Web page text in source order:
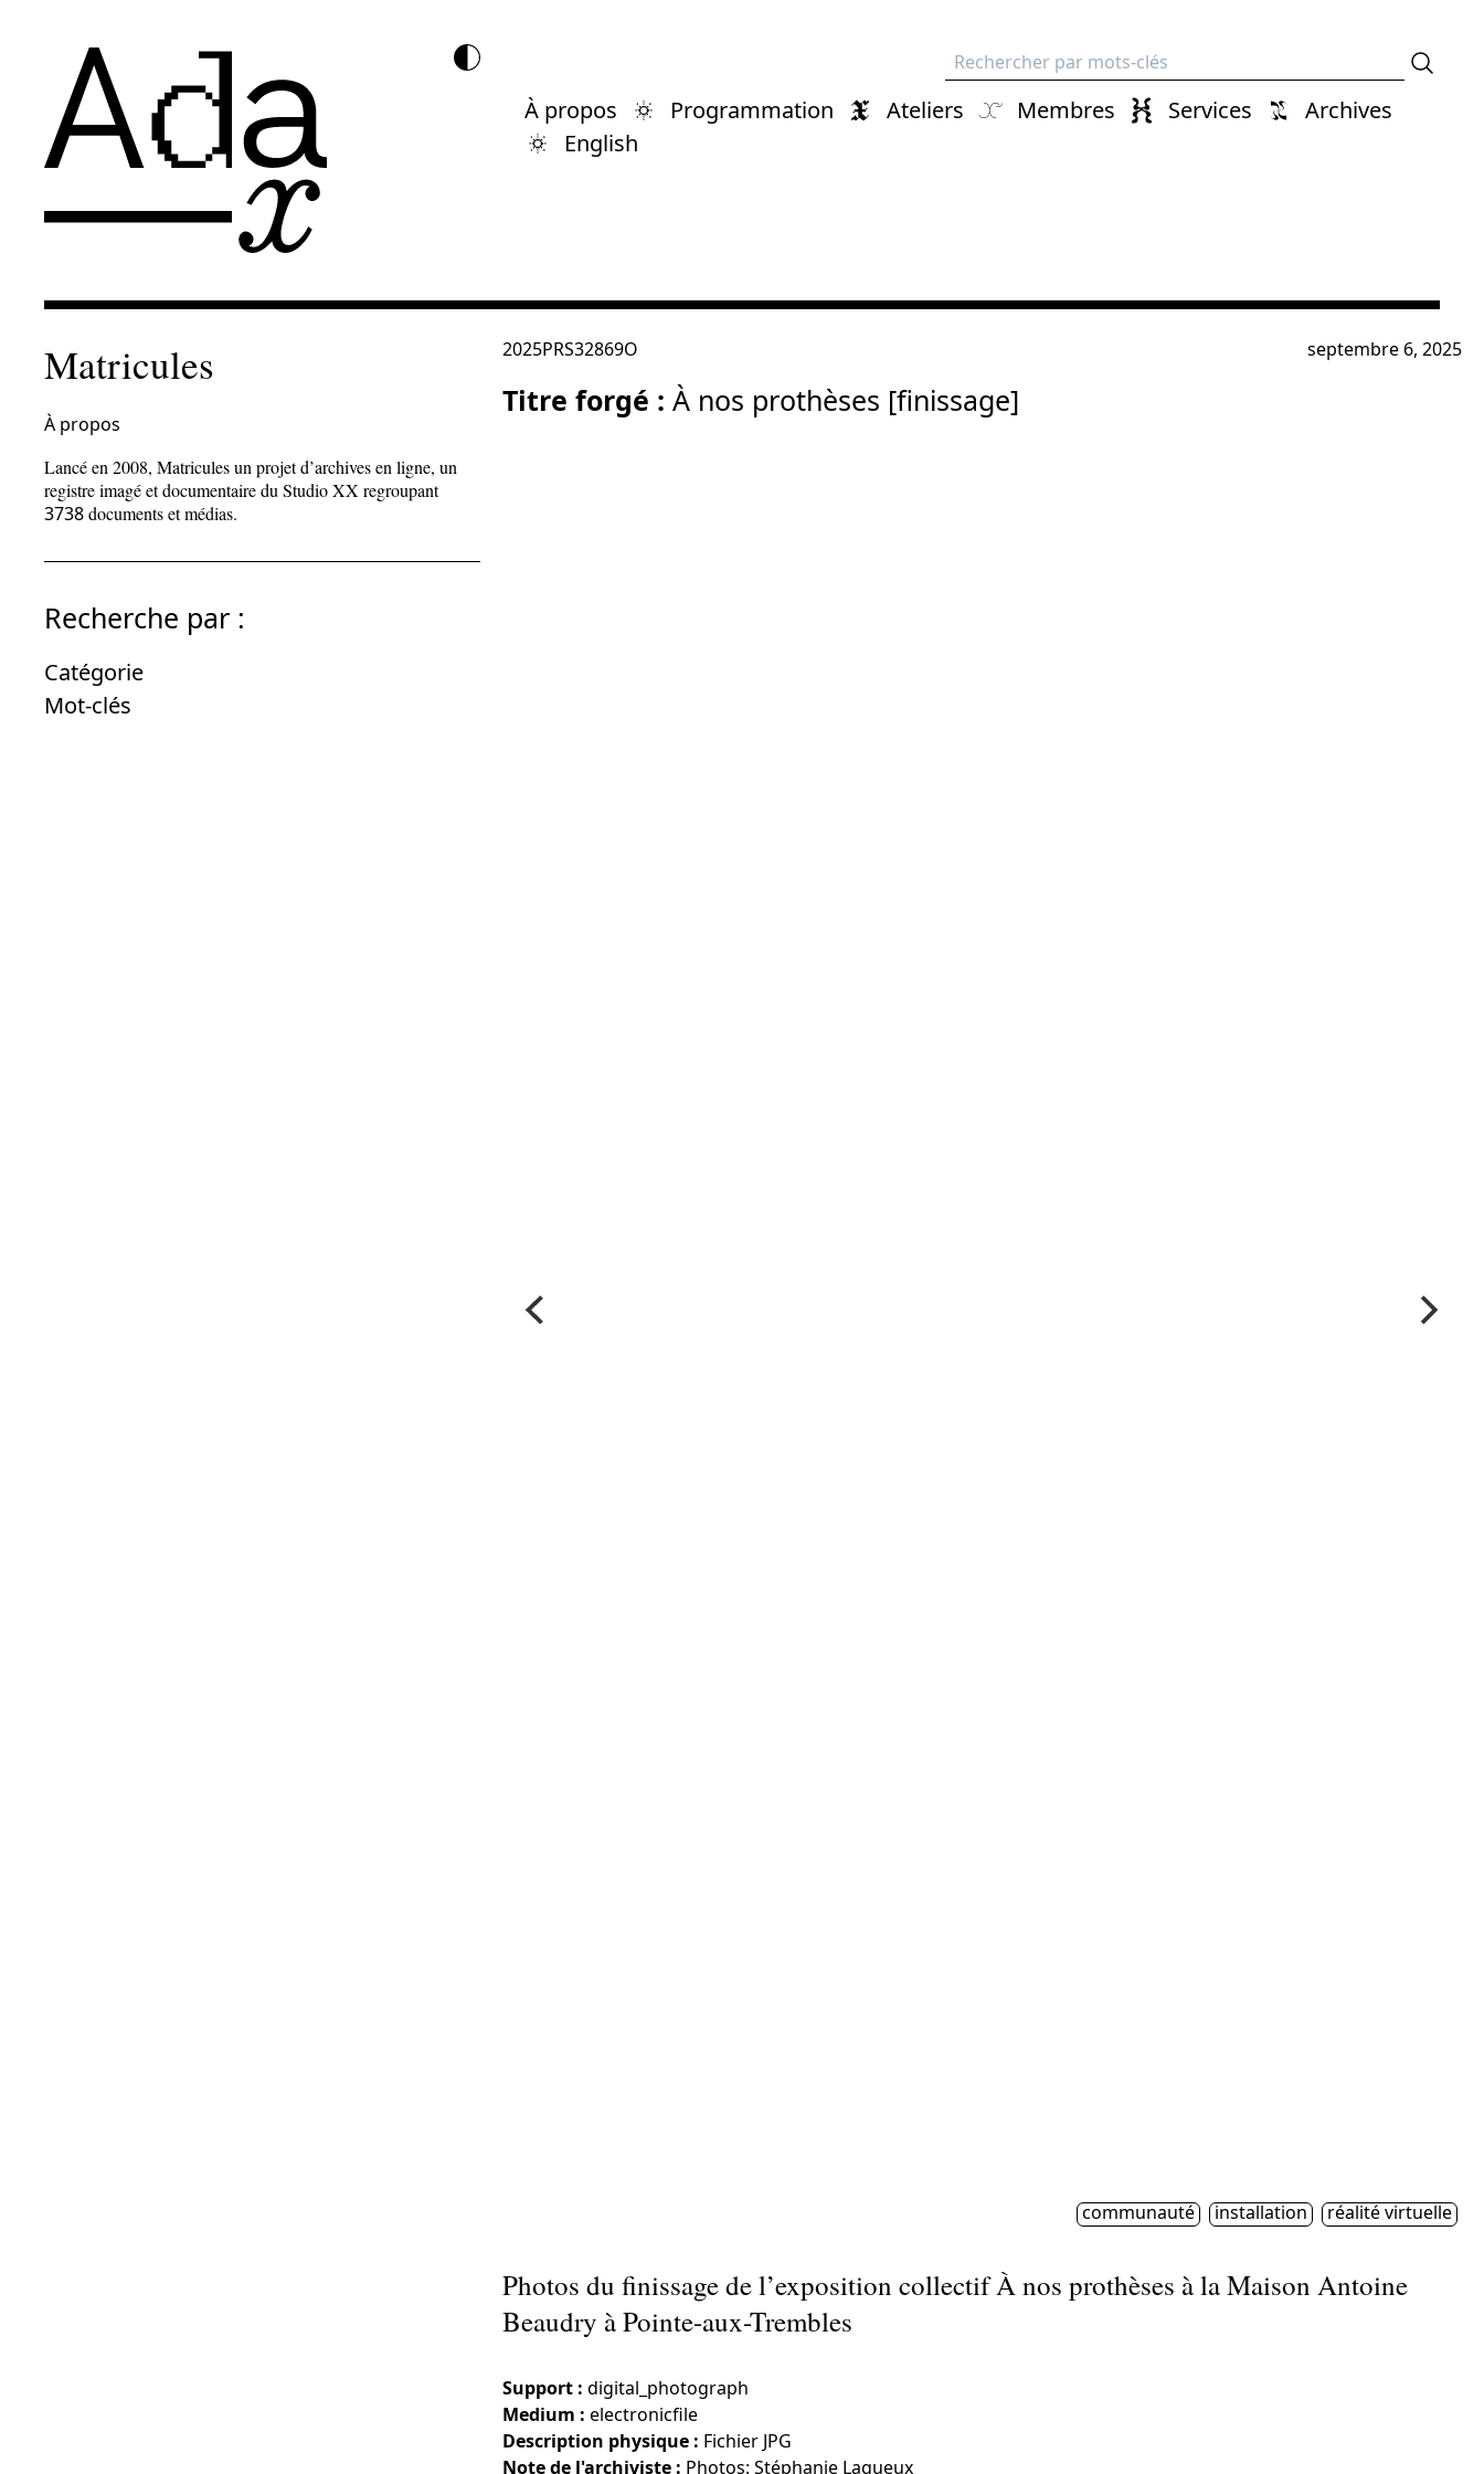
Recherche
À propos Programmation Ateliers Membres Services
Archives
English
Matricules
À propos
Lancé en 2008, Matricules un projet d’archives en ligne, un
registre imagé et documentaire du Studio XX regroupant
3738documents et médias.
Recherche par :
Catégorie
Mot-clés
2025PRS32869O septembre 6, 2025
Titre forgé : À nos prothèses [finissage]
communauté installation réalité virtuelle
Photos du finissage de l’exposition collectif À nos prothèses à la Maison Antoine
Beaudry à Pointe-aux-Trembles
Support : digital_photograph
Medium : electronicfile
Description physique : Fichier JPG
Note de l'archiviste : Photos: Stéphanie Lagueux